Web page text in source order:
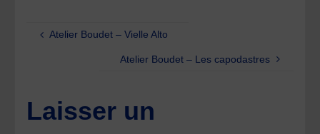
Atelier Boudet – Vielle Alto
Atelier Boudet – Les capodastres
Laisser un